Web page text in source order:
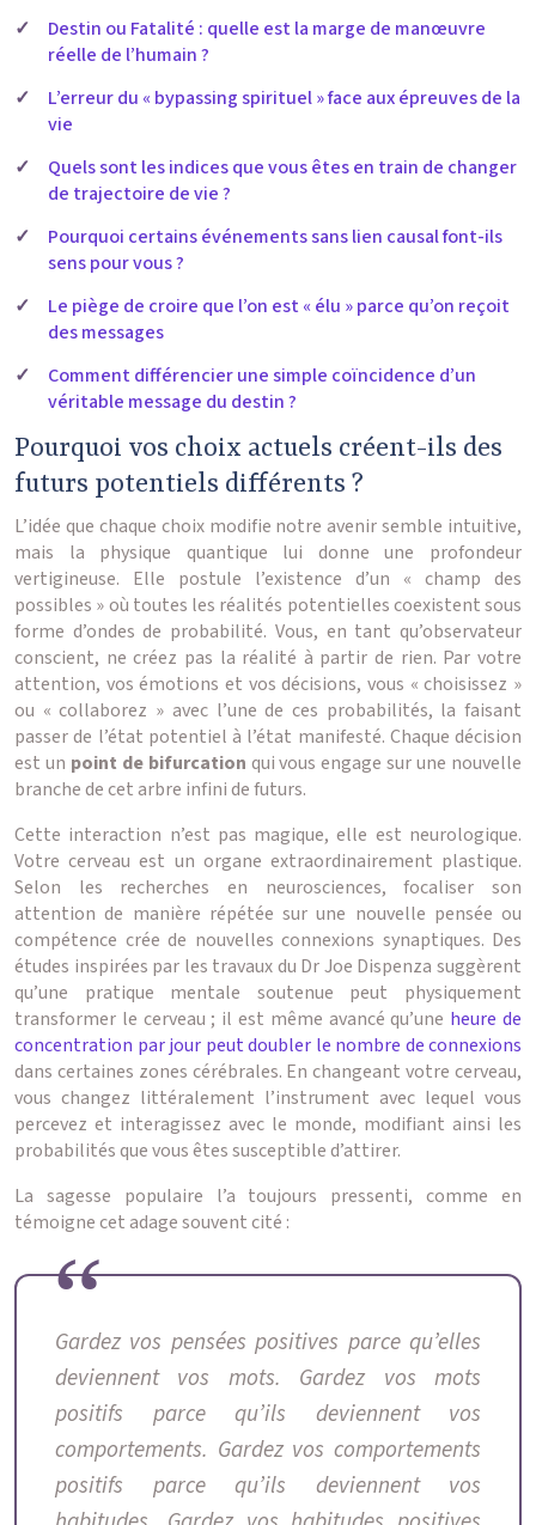
Destin ou Fatalité : quelle est la marge de manœuvre
réelle de l’humain ?
L’erreur du « bypassing spirituel » face aux épreuves de la
vie
Quels sont les indices que vous êtes en train de changer
de trajectoire de vie ?
Pourquoi certains événements sans lien causal font-ils
sens pour vous ?
Le piège de croire que l’on est « élu » parce qu’on reçoit
des messages
Comment différencier une simple coïncidence d’un
véritable message du destin ?
Pourquoi vos choix actuels créent-ils des
futurs potentiels différents ?
L’idée que chaque choix modifie notre avenir semble intuitive,
mais la physique quantique lui donne une profondeur
vertigineuse. Elle postule l’existence d’un « champ des
possibles » où toutes les réalités potentielles coexistent sous
forme d’ondes de probabilité. Vous, en tant qu’observateur
conscient, ne créez pas la réalité à partir de rien. Par votre
attention, vos émotions et vos décisions, vous « choisissez »
ou « collaborez » avec l’une de ces probabilités, la faisant
passer de l’état potentiel à l’état manifesté. Chaque décision
est un point de bifurcation qui vous engage sur une nouvelle
branche de cet arbre infini de futurs.
Cette interaction n’est pas magique, elle est neurologique.
Votre cerveau est un organe extraordinairement plastique.
Selon les recherches en neurosciences, focaliser son
attention de manière répétée sur une nouvelle pensée ou
compétence crée de nouvelles connexions synaptiques. Des
études inspirées par les travaux du Dr Joe Dispenza suggèrent
qu’une pratique mentale soutenue peut physiquement
transformer le cerveau ; il est même avancé qu’une heure de
concentration par jour peut doubler le nombre de connexions
dans certaines zones cérébrales. En changeant votre cerveau,
vous changez littéralement l’instrument avec lequel vous
percevez et interagissez avec le monde, modifiant ainsi les
probabilités que vous êtes susceptible d’attirer.
La sagesse populaire l’a toujours pressenti, comme en
témoigne cet adage souvent cité :
Gardez vos pensées positives parce qu’elles
deviennent vos mots. Gardez vos mots
positifs parce qu’ils deviennent vos
comportements. Gardez vos comportements
positifs parce qu’ils deviennent vos